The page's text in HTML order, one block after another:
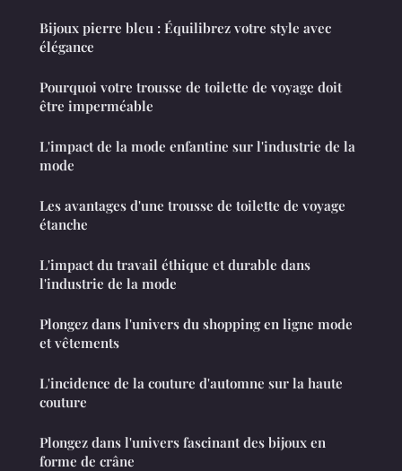
Bijoux pierre bleu : Équilibrez votre style avec
élégance
Pourquoi votre trousse de toilette de voyage doit
être imperméable
L'impact de la mode enfantine sur l'industrie de la
mode
Les avantages d'une trousse de toilette de voyage
étanche
L'impact du travail éthique et durable dans
l'industrie de la mode
Plongez dans l'univers du shopping en ligne mode
et vêtements
L'incidence de la couture d'automne sur la haute
couture
Plongez dans l'univers fascinant des bijoux en
forme de crâne